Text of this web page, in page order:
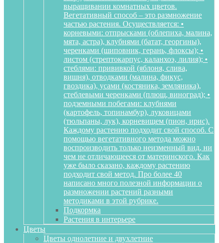
выращивании комнатных цветов.
Вегетативный способ – это размножение
частью растения. Осуществляется: •
корневыми: отпрысками (облепиха, малина,
мята, астра), клубнями (батат, георгины),
черенками (шиповник, герань, флоксы); •
листом (стрептокарпус, каланхоэ, лилия); •
стеблями: прививкой (яблоня, слива,
вишня), отводками (малина, фикус,
гвоздика), усами (костяника, земляника),
стеблевыми черенками (плющ, виноград); •
подземными побегами: клубнями
(картофель, топинамбур), луковицами
(тюльпаны, лук), корневищем (пион, ирис).
Каждому растению подходит свой способ. С
помощью вегетативного метода можно
воспроизводить только неизменный вид, ни
чем не отличающееся от материнского. Как
уже было сказано, каждому растению
подходит свой метод. Про более 40
написано много полезной информации о
размножении растений разными
методиками в этой рубрике.
Подкормка
Растения в интерьере
Цветы
Цветы однолетние и двухлетние